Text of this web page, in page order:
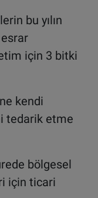
bu yılın
için 3 bitki
kendi
tedarik etme
bölgesel
için ticari